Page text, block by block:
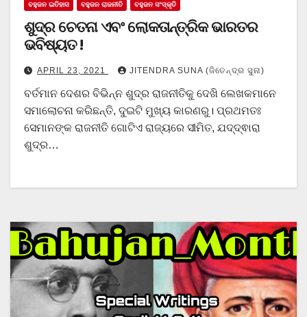
ବହୁଜନ ଇତିହାସ ବହୁଜନ ରାଜନୀତି ବହୁଜନ ସଂସ୍କୃତି
ଶୁଦ୍ର ଚେତନା ଏବଂ ଲୋକତାନ୍ତ୍ରିକ ଭାରତର
ଭବିଷ୍ୟତ !
APRIL 23, 2021 JITENDRA SUNA (ଜିତେନ୍ଦ୍ର ସୁନା)
ବର୍ତମାନ ଦେଶର ବିଭିନ୍ନ ଶୁଦ୍ର ରାଜନୀତିକୁ ଦେଖି ଲେଖକମାନେ
ସମାଲୋଚନା କରିଛନ୍ତି, ଦୁଇଟି ମୁଖ୍ୟ କାରଣରୁ। ପ୍ରଥମତଃ
ସେମାନଙ୍କ ରାଜନୀତି ଗୋଟିଏ ରାଜ୍ୟରେ ସୀମିତ, ଯଦ୍ଦ୍ଵାରା
ଶୁଦ୍ର…